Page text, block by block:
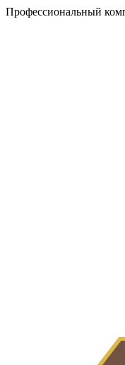
Профессиональный